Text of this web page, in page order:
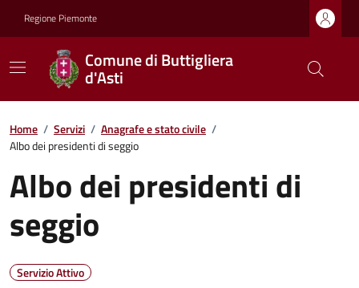
Regione Piemonte
Comune di Buttigliera
d'Asti
Home / Servizi / Anagrafe e stato civile /
Albo dei presidenti di seggio
Albo dei presidenti di
seggio
Servizio Attivo